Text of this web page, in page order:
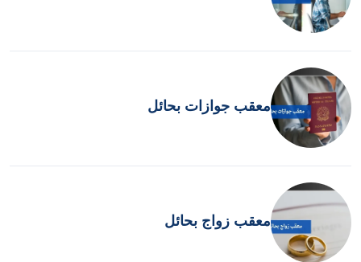
معقب جوازات بحائل
معقب زواج بحائل